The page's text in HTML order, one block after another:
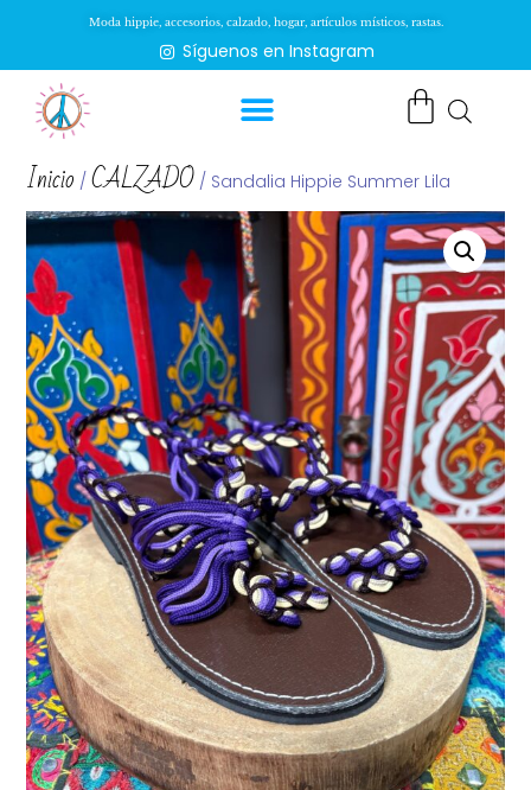
Moda hippie, accesorios, calzado, hogar, artículos místicos, rastas.
Síguenos en Instagram
Inicio /CALZADO / Sandalia Hippie Summer Lila